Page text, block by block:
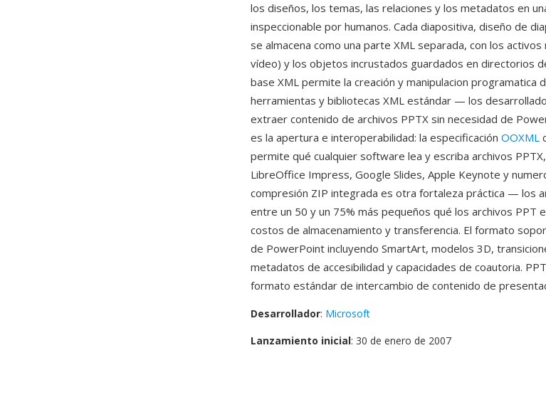
los diseños, los temas, las relaciones y los metadatos en
inspeccionable por humanos. Cada diapositiva, diseño de
se almacena como una parte XML separada, con los
vídeo) y los objetos incrustados guardados en directorios
base XML permite la creación y manipulacion programatica
herramientas y bibliotecas XML estándar — los
extraer contenido de archivos PPTX sin necesidad de
es la apertura e interoperabilidad: la especificación OOXML
permite qué cualquier software lea y escriba archivos
LibreOffice Impress, Google Slides, Apple Keynote y
compresión ZIP integrada es otra fortaleza práctica — los
entre un 50 y un 75% más pequeños qué los archivos PPT
costos de almacenamiento y transferencia. El formato
de PowerPoint incluyendo SmartArt, modelos 3D,
metadatos de accesibilidad y capacidades de coautoria.
formato estándar de intercambio de contenido de
Desarrollador: Microsoft
Lanzamiento inicial: 30 de enero de 2007